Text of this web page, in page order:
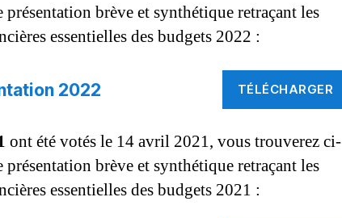
présentation brève et synthétique retraçant les
essentielles des budgets 2022 :
2022 TÉLÉCHARGER
ont été votés le 14 avril 2021, vous trouverez ci-
présentation brève et synthétique retraçant les
essentielles des budgets 2021 :